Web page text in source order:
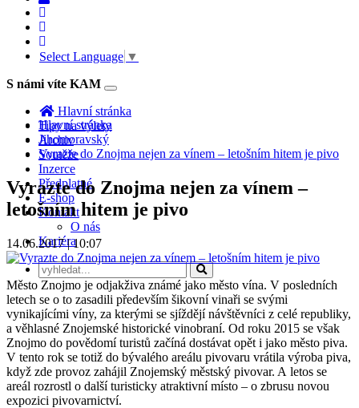
Select Language ▼
S námi víte KAM
Toggle
navigation
Hlavní stránka
Tipy na výlety
Archiv
Soutěže
Inzerce
Předplatné
E-shop
Kontakt
O nás
Kariéra
Hlavní stránka
Jihomoravský
Vyrazte do Znojma nejen za vínem – letošním hitem je pivo
Vyrazte do Znojma nejen za vínem –
letošním hitem je pivo
14.06.2017 | 10:07
Město Znojmo je odjakživa známé jako město vína. V posledních
letech se o to zasadili především šikovní vinaři se svými
vynikajícími víny, za kterými se sjíždějí návštěvníci z celé republiky,
a věhlasné Znojemské historické vinobraní. Od roku 2015 se však
Znojmo do povědomí turistů začíná dostávat opět i jako město piva.
V tento rok se totiž do bývalého areálu pivovaru vrátila výroba piva,
když zde provoz zahájil Znojemský městský pivovar. A letos se
areál rozrostl o další turisticky atraktivní místo – o zbrusu novou
expozici pivovarnictví.